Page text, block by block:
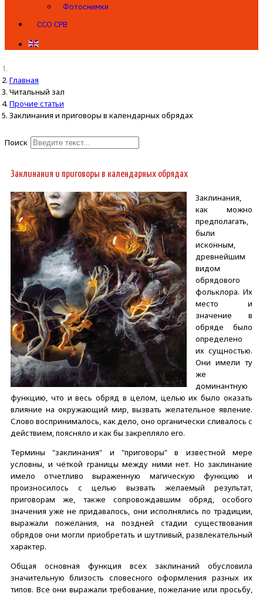
Фотоснимки
ССО СРВ
Главная
Читальный зал
Прочие статьи
Заклинания и приговоры в календарных обрядах
Поиск
results.
Заклинания и приговоры в календарных обрядах
Заклинания,
как можно
предполагать,
были
исконным,
древнейшим
видом
обрядового
фольклора. Их
место и
значение в
обряде было
определено
их сущностью.
Они имели ту
же
доминантную
функцию, что и весь обряд в целом, целью их было оказать
влияние на окружающий мир, вызвать желательное явление.
Слово воспринималось, как дело, оно органически сливалось с
действием, поясняло и как бы закрепляло его.
Термины "заклинания" и "приговоры" в известной мере
условны, и чёткой границы между ними нет. Но заклинание
имело отчетливо выраженную магическую функцию и
произносилось с целью вызвать желаемый результат,
приговорам же, также сопровождавшим обряд, особого
значения уже не придавалось, они исполнялись по традиции,
выражали пожелания, на поздней стадии существования
обрядов они могли приобретать и шутливый, развлекательный
характер.
Общая основная функция всех заклинаний обусловила
значительную близость словесного оформления разных их
типов. Все они выражали требование, пожелание или просьбу,